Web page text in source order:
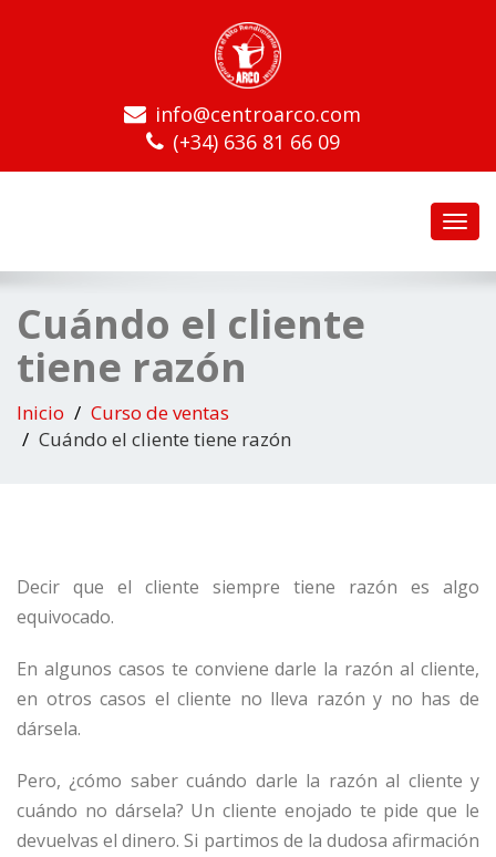
info@centroarco.com
(+34) 636 81 66 09
Cuándo el cliente
tiene razón
Inicio
Curso de ventas
Cuándo el cliente tiene razón
Decir que el cliente siempre tiene razón es algo
equivocado.
En algunos casos te conviene darle la razón al cliente,
en otros casos el cliente no lleva razón y no has de
dársela.
Pero, ¿cómo saber cuándo darle la razón al cliente y
cuándo no dársela? Un cliente enojado te pide que le
devuelvas el dinero. Si partimos de la dudosa afirmación